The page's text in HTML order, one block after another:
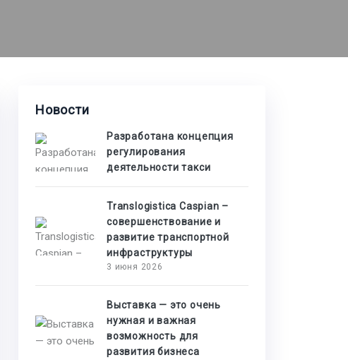
Новости
Разработана концепция
регулирования
деятельности такси
Translogistica Caspian –
совершенствование и
развитие транспортной
инфраструктуры
3 июня 2026
Выставка — это очень
нужная и важная
возможность для
развития бизнеса